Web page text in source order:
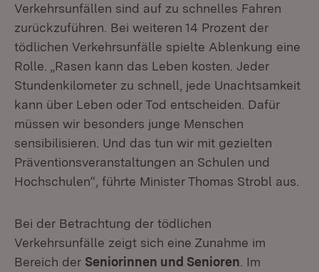
Verkehrsunfällen sind auf zu schnelles Fahren
zurückzuführen. Bei weiteren 14 Prozent der
tödlichen Verkehrsunfälle spielte Ablenkung eine
Rolle. „Rasen kann das Leben kosten. Jeder
Stundenkilometer zu schnell, jede Unachtsamkeit
kann über Leben oder Tod entscheiden. Dafür
müssen wir besonders junge Menschen
sensibilisieren. Und das tun wir mit gezielten
Präventionsveranstaltungen an Schulen und
Hochschulen“, führte Minister Thomas Strobl aus.
Bei der Betrachtung der tödlichen
Verkehrsunfälle zeigt sich eine Zunahme im
Bereich der Seniorinnen und Senioren . Im